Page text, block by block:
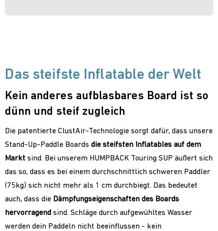
Das steifste Inflatable der Welt
Kein anderes aufblasbares Board ist so
dünn und steif zugleich
Die patentierte ClustAir-Technologie sorgt dafür, dass unsere
Stand-Up-Paddle Boards die steifsten Inflatables auf dem
Markt sind. Bei unserem HUMPBACK Touring SUP äußert sich
das so, dass es bei einem durchschnittlich schweren Paddler
(75kg) sich nicht mehr als 1 cm durchbiegt. Das bedeutet
auch, dass die Dämpfungseigenschaften des Boards
hervorragend sind. Schläge durch aufgewühltes Wasser
werden dein Paddeln nicht beeinflussen - kein